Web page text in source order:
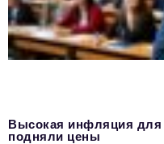
Высокая инфляция для
подняли цены